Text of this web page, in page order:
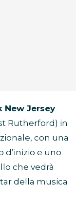
New Jersey
Rutherford) in
con una
e uno
che vedrà
della musica